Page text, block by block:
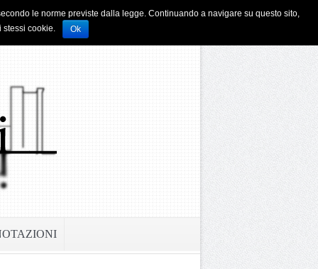
le norme previste dalla legge. Continuando a navigare su questo sito,
stessi cookie.
Ok